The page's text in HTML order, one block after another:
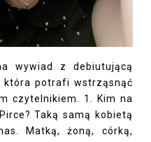
wywiad z debiutującą
która potrafi wstrząsnąć
czytelnikiem. 1. Kim na
Taką samą kobietą
Matką, żoną, córką,